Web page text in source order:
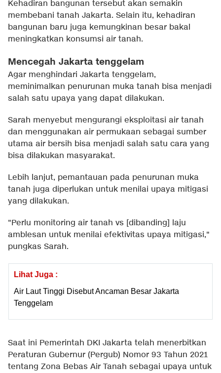
Kehadiran bangunan tersebut akan semakin
membebani tanah Jakarta. Selain itu, kehadiran
bangunan baru juga kemungkinan besar bakal
meningkatkan konsumsi air tanah.
Mencegah Jakarta tenggelam
Agar menghindari Jakarta tenggelam,
meminimalkan penurunan muka tanah bisa menjadi
salah satu upaya yang dapat dilakukan.
Sarah menyebut mengurangi eksploitasi air tanah
dan menggunakan air permukaan sebagai sumber
utama air bersih bisa menjadi salah satu cara yang
bisa dilakukan masyarakat.
Lebih lanjut, pemantauan pada penurunan muka
tanah juga diperlukan untuk menilai upaya mitigasi
yang dilakukan.
"Perlu monitoring air tanah vs [dibanding] laju
amblesan untuk menilai efektivitas upaya mitigasi,"
pungkas Sarah.
Lihat Juga :
Air Laut Tinggi Disebut Ancaman Besar Jakarta
Tenggelam
Saat ini Pemerintah DKI Jakarta telah menerbitkan
Peraturan Gubernur (Pergub) Nomor 93 Tahun 2021
tentang Zona Bebas Air Tanah sebagai upaya untuk